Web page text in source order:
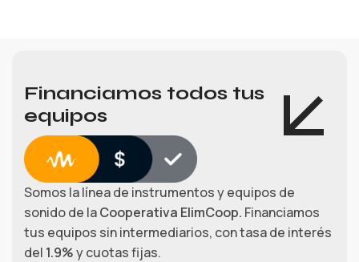
Financiamos todos tus
equipos
Somos la línea de instrumentos y equipos de
sonido de laCooperativa ElimCoop. Financiamos
tus equipos sin intermediarios, con tasa de interés
del 1.9%y cuotas fijas.